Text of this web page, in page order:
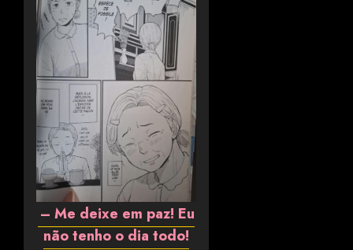
– Me deixe em paz! Eu
não tenho o dia todo!